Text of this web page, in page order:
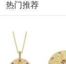
价值共创为核
被如此郑重地
已超越珠宝本身｡
秘境臻藏:一场
热门推荐